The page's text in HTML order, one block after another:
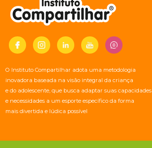
O Instituto Compartilhar adota uma metodologia
inovadora baseada na visão integral da criança
e do adolescente, que busca adaptar suas capacidades
e necessidades a um esporte específico da forma
mais divertida e lúdica possível